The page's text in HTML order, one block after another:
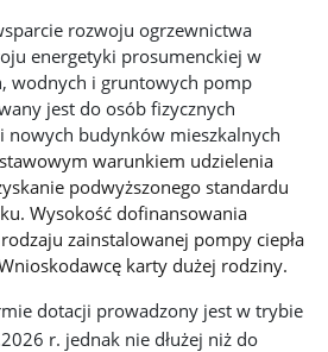
rozwoju ogrzewnictwa
energetyki prosumenckiej w
wodnych i gruntowych pomp
jest do osób fizycznych
nowych budynków mieszkalnych
warunkiem udzielenia
podwyższonego standardu
Wysokość dofinansowania
zainstalowanej pompy ciepła
karty dużej rodziny.
dotacji prowadzony jest w trybie
r. jednak nie dłużej niż do